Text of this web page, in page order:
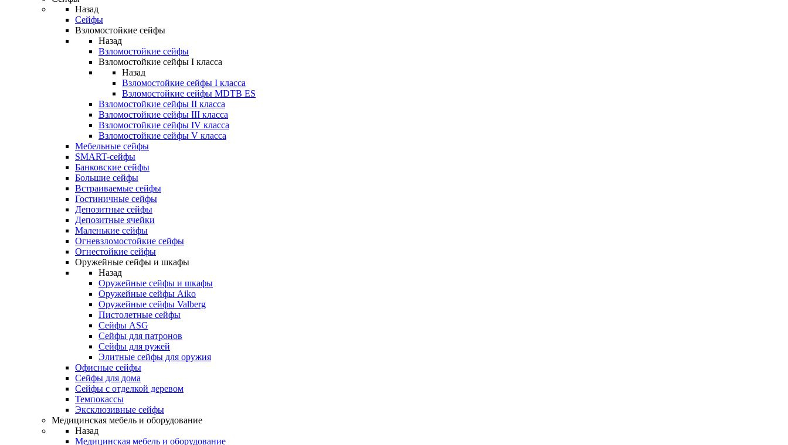
Назад
Сейфы
Взломостойкие сейфы
Назад
Взломостойкие сейфы
Взломостойкие сейфы I класса
Назад
Взломостойкие сейфы I класса
Взломостойкие сейфы MDTB ES
Взломостойкие сейфы II класса
Взломостойкие сейфы III класса
Взломостойкие сейфы IV класса
Взломостойкие сейфы V класса
Мебельные сейфы
SMART-сейфы
Банковские сейфы
Большие сейфы
Встраиваемые сейфы
Гостиничные сейфы
Депозитные сейфы
Депозитные ячейки
Маленькие сейфы
Огневзломостойкие сейфы
Огнестойкие сейфы
Оружейные сейфы и шкафы
Назад
Оружейные сейфы и шкафы
Оружейные сейфы Aiko
Оружейные сейфы Valberg
Пистолетные сейфы
Сейфы ASG
Сейфы для патронов
Сейфы для ружей
Элитные сейфы для оружия
Офисные сейфы
Сейфы для дома
Сейфы с отделкой деревом
Темпокассы
Эксклюзивные сейфы
Медицинская мебель и оборудование
Назад
Медицинская мебель и оборудование